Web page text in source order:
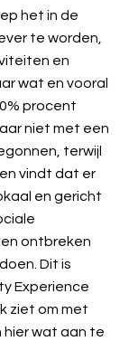
het in de
te worden,
en
wat en vooral
procent
niet met een
terwijl
vindt dat er
en gericht
ontbreken
Dit is
Experience
ziet om met
wat aan te